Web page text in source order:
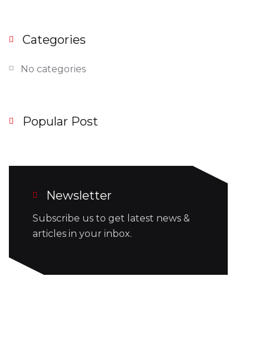
Categories
No categories
Popular Post
Newsletter
Subscribe us to get latest news &
articles in your inbox.